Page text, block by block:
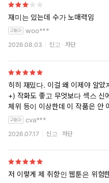
재미는 있는데 수가 노매력임
woo***
2026.08.03 신고 차단
히히 재밌다. 이걸 왜 이제야 알았
+) 작화도 좋고 무엇보다 섹스 신
체위 등이 이상한데 이 작품은 안
cva***
2026.07.17 신고 차단
저 이렇게 제 취향인 웹툰은 위험